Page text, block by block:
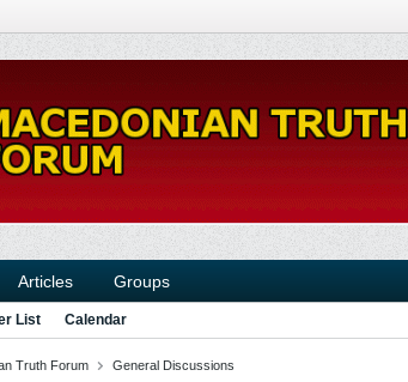
Articles Groups
List Calendar
Truth Forum General Discussions